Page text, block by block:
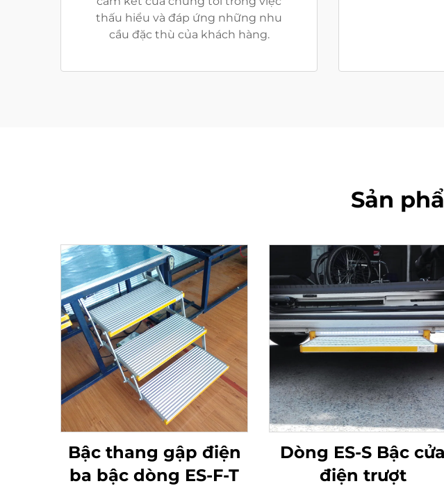
thấu hiểu và đáp ứng những nhu
cầu đặc thù của khách hàng.
Sản
Bậc thang gập điện
ba bậc dòng ES-F-T
Dòng ES-S Bậc cửa
điện trượt